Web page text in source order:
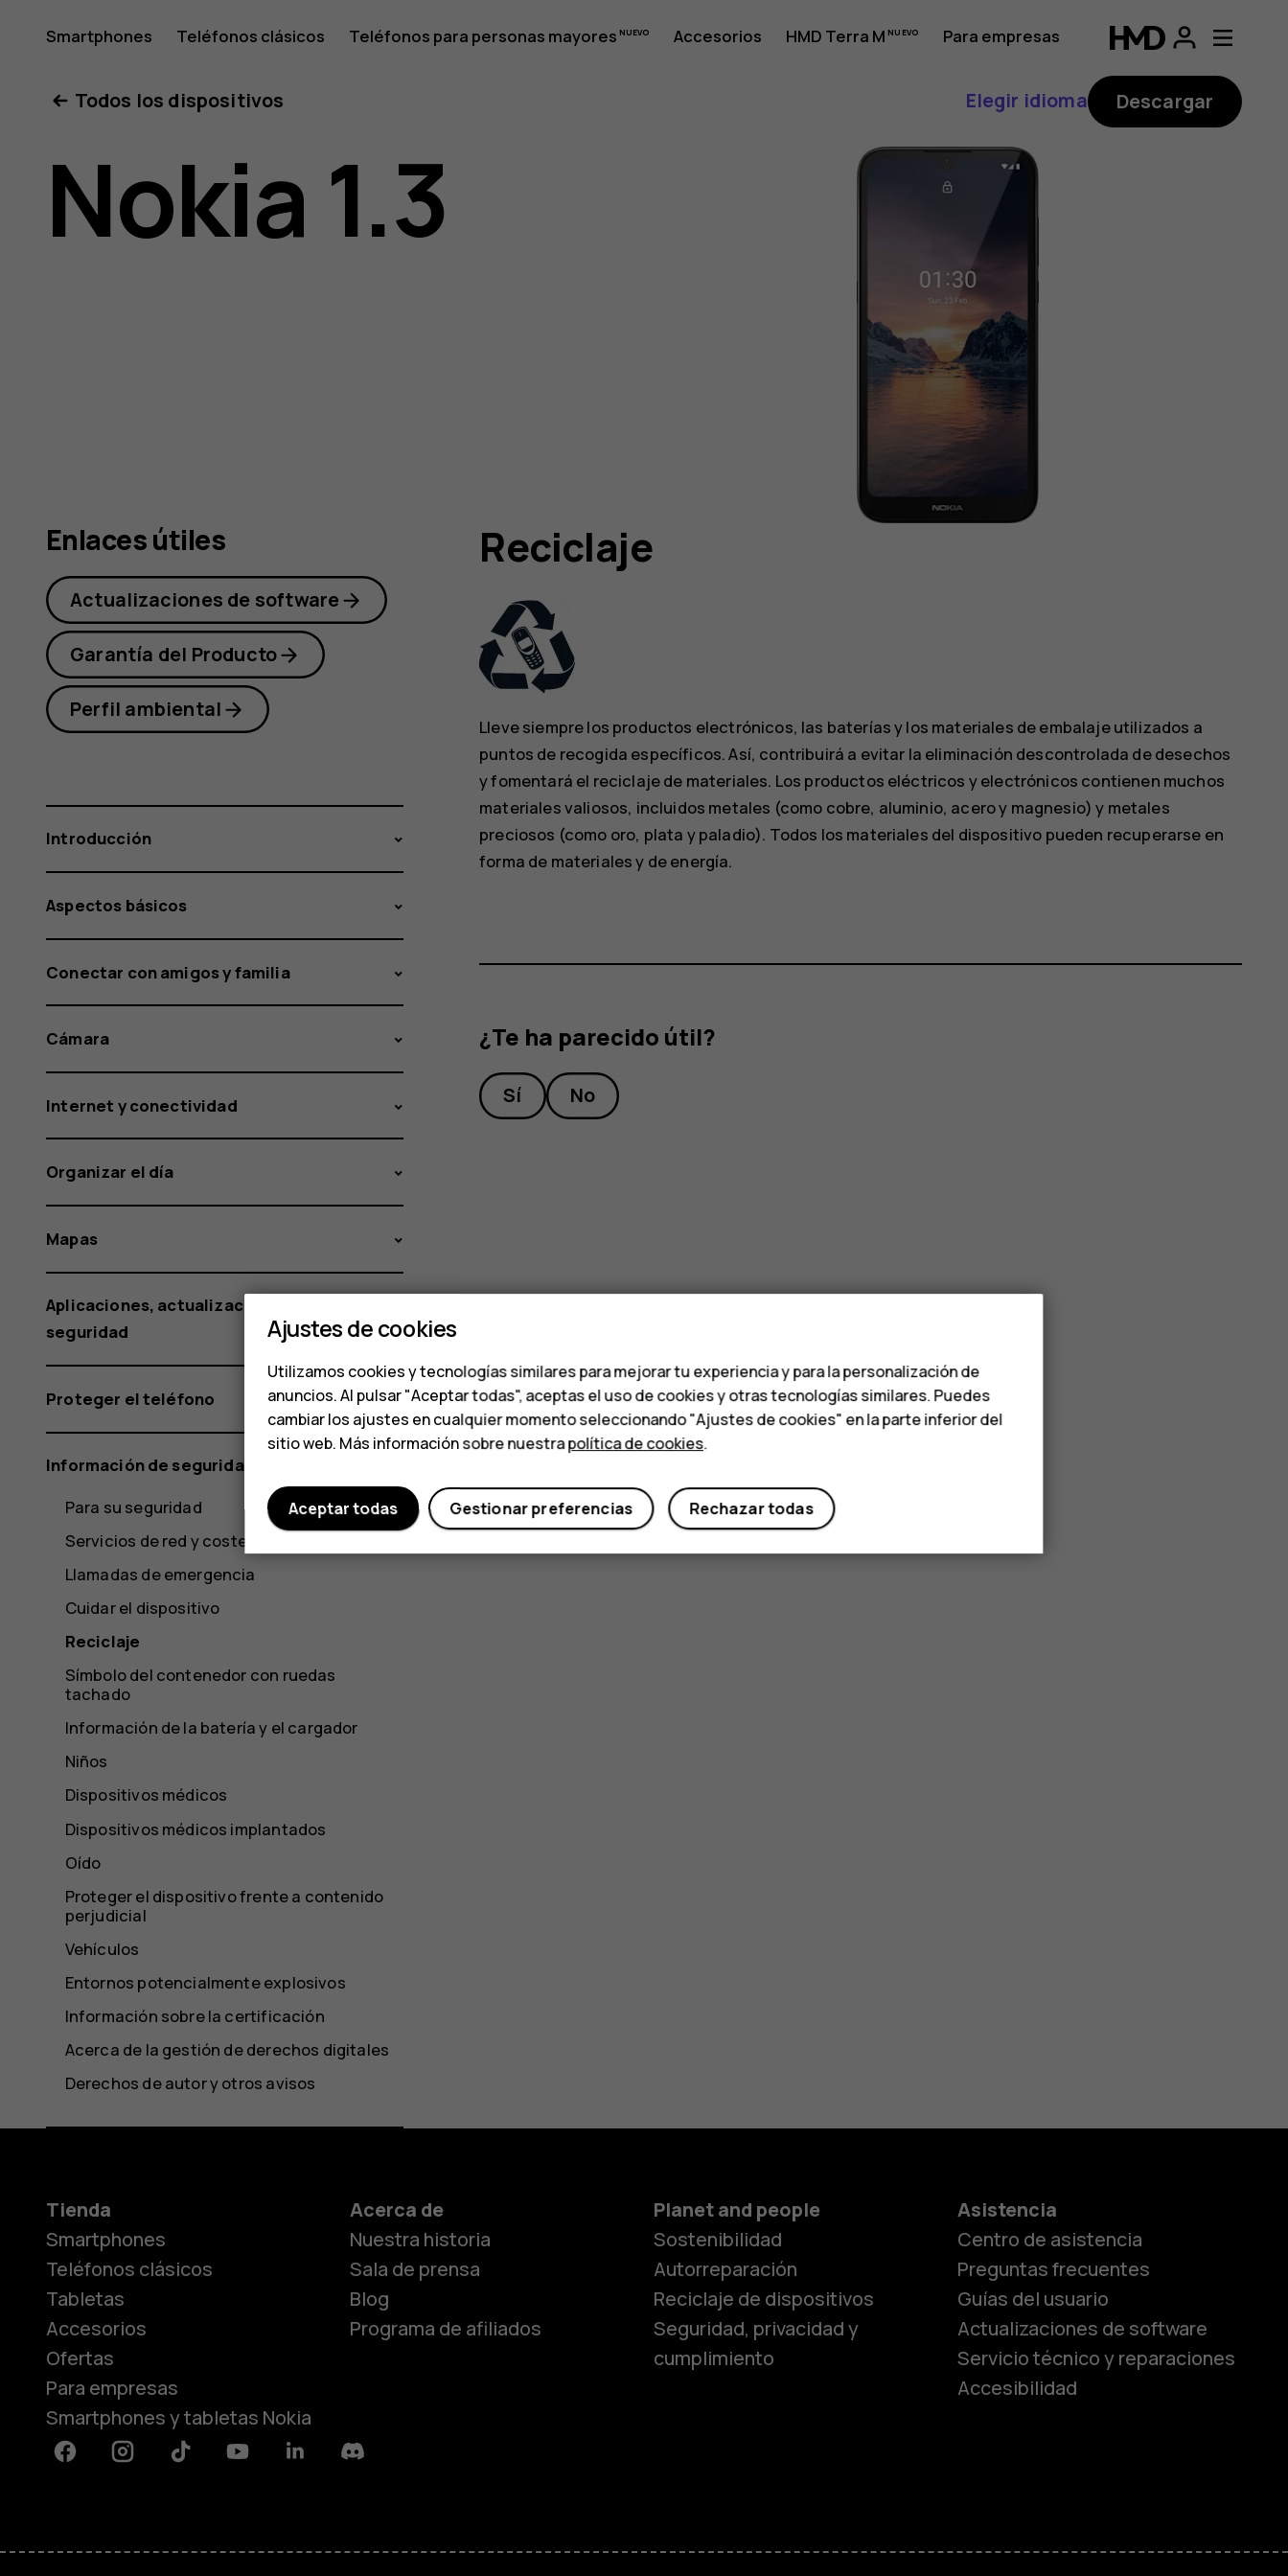
Manual
de
usuario
1.3
Smartphones Teléfonos clásicos Teléfonos para personas mayores Accesorios HMD Terra M
Para empresas
Smartphones
Teléfonos clásicos
Teléfonos para
Todos los dispositivos
Elegir idioma Descargar
Nokia 1.3
Reciclaje
Lleve siempre los productos electrónicos, las baterías y los materiales de embalaje utilizados a
puntos de recogida específicos. Así, contribuirá a evitar la eliminación descontrolada de desechos
y fomentará el reciclaje de materiales. Los productos eléctricos y electrónicos contienen muchos
materiales valiosos, incluidos metales (como cobre, aluminio, acero y magnesio) y metales
preciosos (como oro, plata y paladio). Todos los materiales del dispositivo pueden recuperarse en
forma de materiales y de energía.
¿Te ha parecido útil?
Sí No
Enlaces útiles
Actualizaciones de software
Garantía del Producto
Perfil ambiental
Introducción
Aspectos básicos
Conectar con amigos y familia
Cámara
Internet y conectividad
Organizar el día
Mapas
Aplicaciones, actualizaciones y copias de
seguridad
Proteger el teléfono
Información de seguridad y del producto
Para su seguridad
Servicios de red y costes
Llamadas de emergencia
Cuidar el dispositivo
Reciclaje
Símbolo del contenedor con ruedas
tachado
Información de la batería y el cargador
Niños
Dispositivos médicos
Dispositivos médicos implantados
Oído
Proteger el dispositivo frente a contenido
perjudicial
Vehículos
Entornos potencialmente explosivos
Información sobre la certificación
Acerca de la gestión de derechos digitales
Derechos de autor y otros avisos
Tienda
Smartphones
Teléfonos clásicos
Tabletas
Accesorios
Ofertas
Para empresas
Smartphones y tabletas Nokia
Acerca de
Nuestra historia
Sala de prensa
Blog
Programa de afiliados
Planet and people
Sostenibilidad
Autorreparación
Reciclaje de dispositivos
Seguridad, privacidad y
cumplimiento
Asistencia
Centro de asistencia
Preguntas frecuentes
Guías del usuario
Actualizaciones de software
Servicio técnico y reparaciones
Accesibilidad
FacebookInstagramTiktok YoutubeLinkedinDiscord
Ajustes de cookies
Utilizamos cookies y tecnologías similares para mejorar tu experiencia y para la personalización de
anuncios. Al pulsar "Aceptar todas", aceptas el uso de cookies y otras tecnologías similares. Puedes
cambiar los ajustes en cualquier momento seleccionando "Ajustes de cookies" en la parte inferior del
sitio web. Más información sobre nuestrapolítica de cookies.
Rechazar todas
Gestionar preferencias
Aceptar todas